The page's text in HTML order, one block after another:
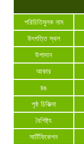
পরিচিতিমুলক নাম
উৎপত্তি স্থল
উপাদান
আকার
রঙ
পৃষ্ঠ চিকিত্সা
বৈশিষ্ট্য
সার্টিফিকেশন